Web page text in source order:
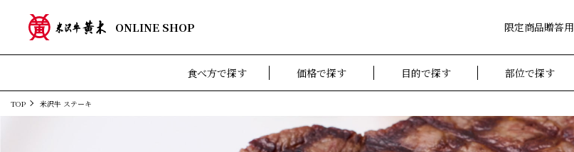
ONLINE SHOP 限定商品贈答用
食べ方で探す 価格で探す 目的で探す 部位で探す
TOP 米沢牛 ステーキ